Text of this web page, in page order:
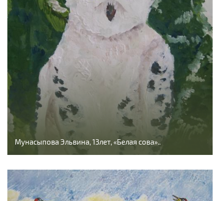
Мунасыпова Эльвина, 13лет, «Белая сова»..